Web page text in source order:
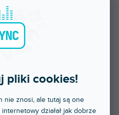
pliki cookies!
nie znosi, ale tutaj są one
działał jak dobrze
stacjonarnym
DO KOSZYKA
Najwyższej klasy
przedwzmacniacz mikrofonowy,
moduł do systemu rack Series
500.